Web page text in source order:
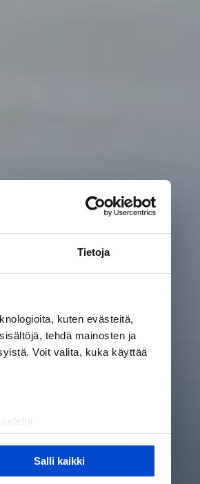
Tietoja
kuten evästeitä,
tehdä mainosten ja
Voit valita, kuka käyttää
. Voit muuttaa
Salli kaikki